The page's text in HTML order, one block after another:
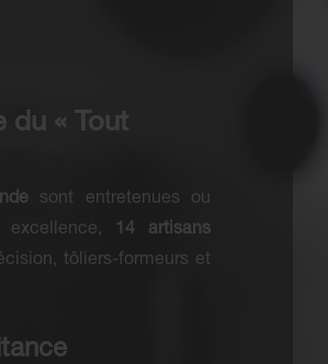
du « Tout
sont entretenues ou
14 artisans
tôliers-formeurs et